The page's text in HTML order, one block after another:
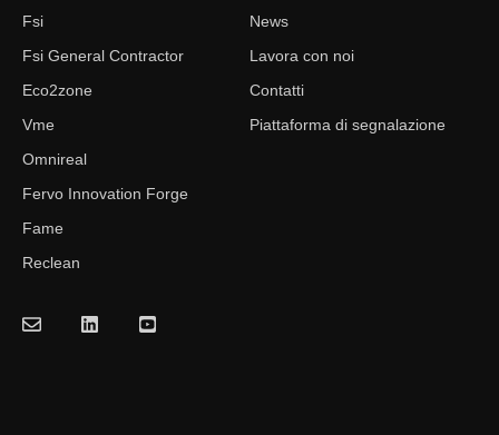
Fsi
Fsi General Contractor
Eco2zone
Vme
Omnireal
Fervo Innovation Forge
Fame
Reclean
News
Lavora con noi
Contatti
Piattaforma di segnalazione